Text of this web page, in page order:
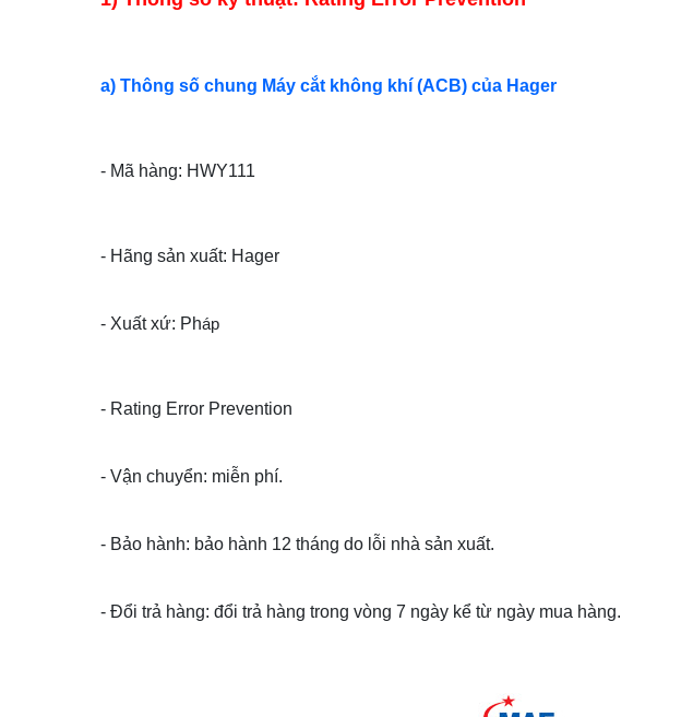
a) Thông số chung Máy cắt không khí (ACB) của Hager
- Mã hàng: HWY111
- Hãng sản xuất: Hager
- Xuất xứ: Pháp
- Rating Error Prevention
- Vận chuyển: miễn phí.
- Bảo hành: bảo hành 12 tháng do lỗi nhà sản xuất.
- Đổi trả hàng: đổi trả hàng trong vòng 7 ngày kể từ ngày mua hàng.